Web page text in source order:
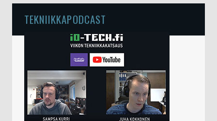
TEKNIIKKAPODCAST